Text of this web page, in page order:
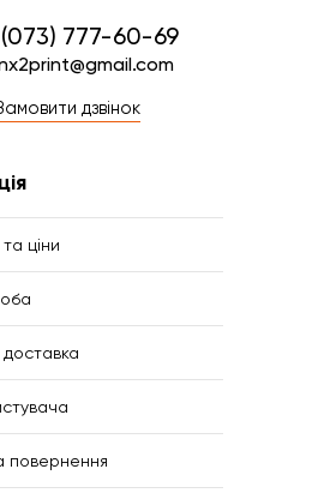
777-60-69
дзвінок
ціни
повернення